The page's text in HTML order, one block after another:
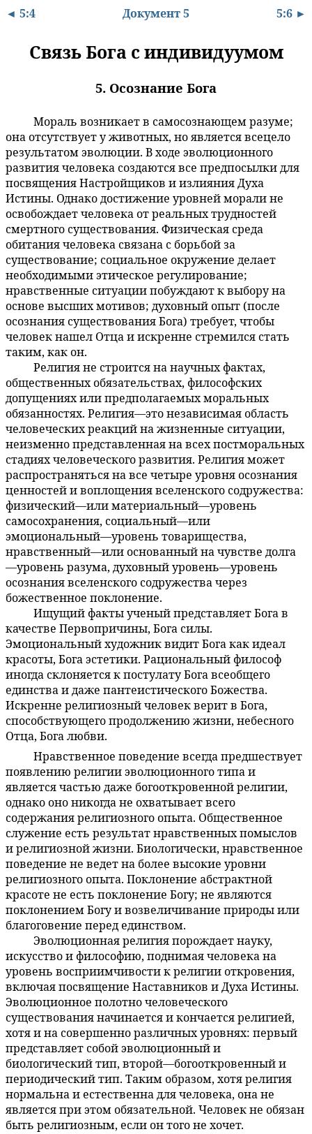
◄ 5:4 Документ 5 5:6 ►
Связь Бога с индивидуумом
5. Осознание Бога
Мораль возникает в самосознающем разуме;
она отсутствует у животных, но является всецело
результатом эволюции. В ходе эволюционного
развития человека создаются все предпосылки для
посвящения Настройщиков и излияния Духа
Истины. Однако достижение уровней морали не
освобождает человека от реальных трудностей
смертного существования. Физическая среда
обитания человека связана с борьбой за
существование; социальное окружение делает
необходимыми этическое регулирование;
нравственные ситуации побуждают к выбору на
основе высших мотивов; духовный опыт (после
осознания существования Бога) требует, чтобы
человек нашел Отца и искренне стремился стать
таким, как он.
Религия не строится на научных фактах,
общественных обязательствах, философских
допущениях или предполагаемых моральных
обязанностях. Религия—это независимая область
человеческих реакций на жизненные ситуации,
неизменно представленная на всех постморальных
стадиях человеческого развития. Религия может
распространяться на все четыре уровня осознания
ценностей и воплощения вселенского содружества:
физический—или материальный—уровень
самосохранения, социальный—или
эмоциональный—уровень товарищества,
нравственный—или основанный на чувстве долга
—уровень разума, духовный уровень—уровень
осознания вселенского содружества через
божественное поклонение.
Ищущий факты ученый представляет Бога в
качестве Первопричины, Бога силы.
Эмоциональный художник видит Бога как идеал
красоты, Бога эстетики. Рациональный философ
иногда склоняется к постулату Бога всеобщего
единства и даже пантеистического Божества.
Искренне религиозный человек верит в Бога,
способствующего продолжению жизни, небесного
Отца, Бога любви.
Нравственное поведение всегда предшествует
появлению религии эволюционного типа и
является частью даже богооткровенной религии,
однако оно никогда не охватывает всего
содержания религиозного опыта. Общественное
служение есть результат нравственных помыслов
и религиозной жизни. Биологически, нравственное
поведение не ведет на более высокие уровни
религиозного опыта. Поклонение абстрактной
красоте не есть поклонение Богу; не являются
поклонением Богу и возвеличивание природы или
благоговение перед единством.
Эволюционная религия порождает науку,
искусство и философию, поднимая человека на
уровень восприимчивости к религии откровения,
включая посвящение Наставников и Духа Истины.
Эволюционное полотно человеческого
существования начинается и кончается религией,
хотя и на совершенно различных уровнях: первый
представляет собой эволюционный и
биологический тип, второй—богооткровенный и
периодический тип. Таким образом, хотя религия
нормальна и естественна для человека, она не
является при этом обязательной. Человек не обязан
быть религиозным, если он того не хочет.